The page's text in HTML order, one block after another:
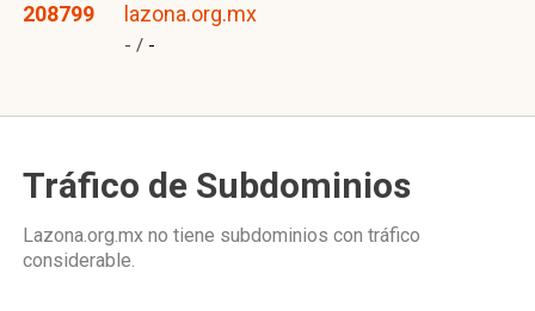
208799 lazona.org.mx
- / -
Tráfico de Subdominios
Lazona.org.mx no tiene subdominios con tráfico
considerable.